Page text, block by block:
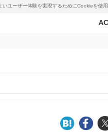
いユーザー体験を実現するためにCookieを使